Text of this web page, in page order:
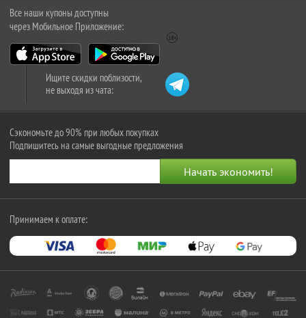
Все наши купоны доступны
через Мобильное Приложение:
Ищите скидки поблизости,
не выходя из чата:
Сэкономьте до 90% при любых покупках
Подпишитесь на самые выгодные предложения
Принимаем к оплате: